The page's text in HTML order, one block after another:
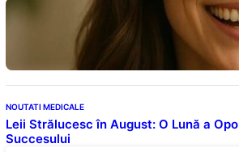
Ceaiul – Băutura care
Descoperiri recente
consumului zilnic
NOUTATI MEDICALE
Leii Strălucesc în August: O Lună a
Succesului